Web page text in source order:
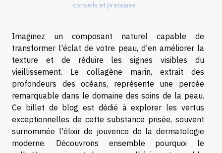
conseils et pratiques
Imaginez un composant naturel capable de
transformer l'éclat de votre peau, d'en améliorer la
texture et de réduire les signes visibles du
vieillissement. Le collagène marin, extrait des
profondeurs des océans, représente une percée
remarquable dans le domaine des soins de la peau.
Ce billet de blog est dédié à explorer les vertus
exceptionnelles de cette substance prisée, souvent
surnommée l'élixir de jouvence de la dermatologie
moderne. Découvrons ensemble pourquoi le